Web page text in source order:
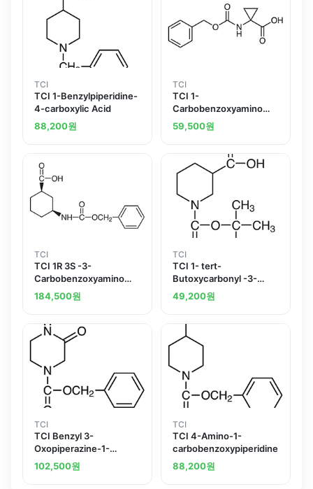
TCI
TCI 1-Benzylpiperidine-
4-carboxylic Acid
88,200원
TCI
TCI 1-
Carbobenzoxyamino
cyclopropanecarboxylic
Acid
59,500원
TCI
TCI 1R 3S -3-
Carbobenzoxyamino
cyclohexanecarboxylic
Acid
184,500원
TCI
TCI 1- tert-
Butoxycarbonyl -3-
piperidinecarboxylic
Acid
49,200원
TCI
TCI Benzyl 3-
Oxopiperazine-1-
carboxylate
102,500원
TCI
TCI 4-Amino-1-
carbobenzoxypiperidine
88,200원